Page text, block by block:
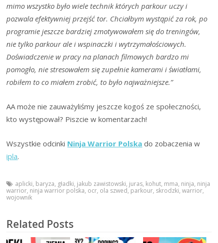
mimo wszystko było wiele technik których parkour uczy i
pozwala efektywniej przejść tor. Chciałbym wystąpić za rok, po
programie jeszcze bardziej zmotywowałem się do treningów,
nie tylko parkour ale i wspinaczki i wytrzymałościowych.
Doświadczenie w pracy na planach filmowych bardzo mi
pomogło, nie stresowałem się zupełnie kamerami i światłami,
robiłem to co miałem zrobić, to było najważniejsze.”
AA może nie zauważyliśmy jeszcze kogoś ze społeczności,
kto występował? Piszcie w komentarzach!
Wszystkie odcinki Ninja Warrior Polska do zobaczenia w
ipla.
aplicki, baryza, gładki, jakub zawistowski, juras, kohut, mma, ninja, ninja
warrior, ninja warrior polska, ocr, ola szwed, parkour, skrodzki,warrior,
wojownik
Related Posts